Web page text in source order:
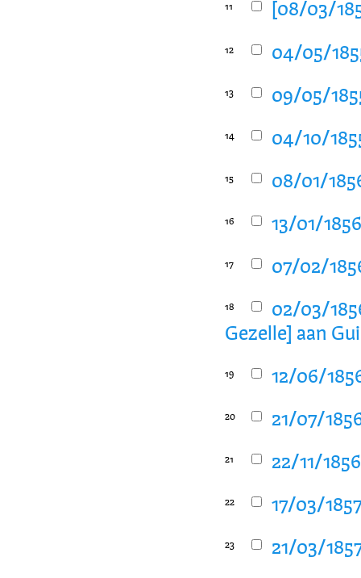
11 [08/03/
12 04/05/
13 09/05/
14 04/10/
15 08/01/
16 13/01/
17 07/02/
18
02/03/
Gezelle] aan
19 12/06/
20 21/07/
21 22/11/
22 17/03/
23 21/03/